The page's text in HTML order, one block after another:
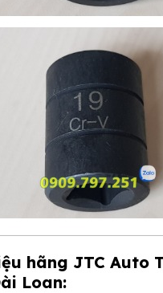
hãng JTC Auto
Loan: